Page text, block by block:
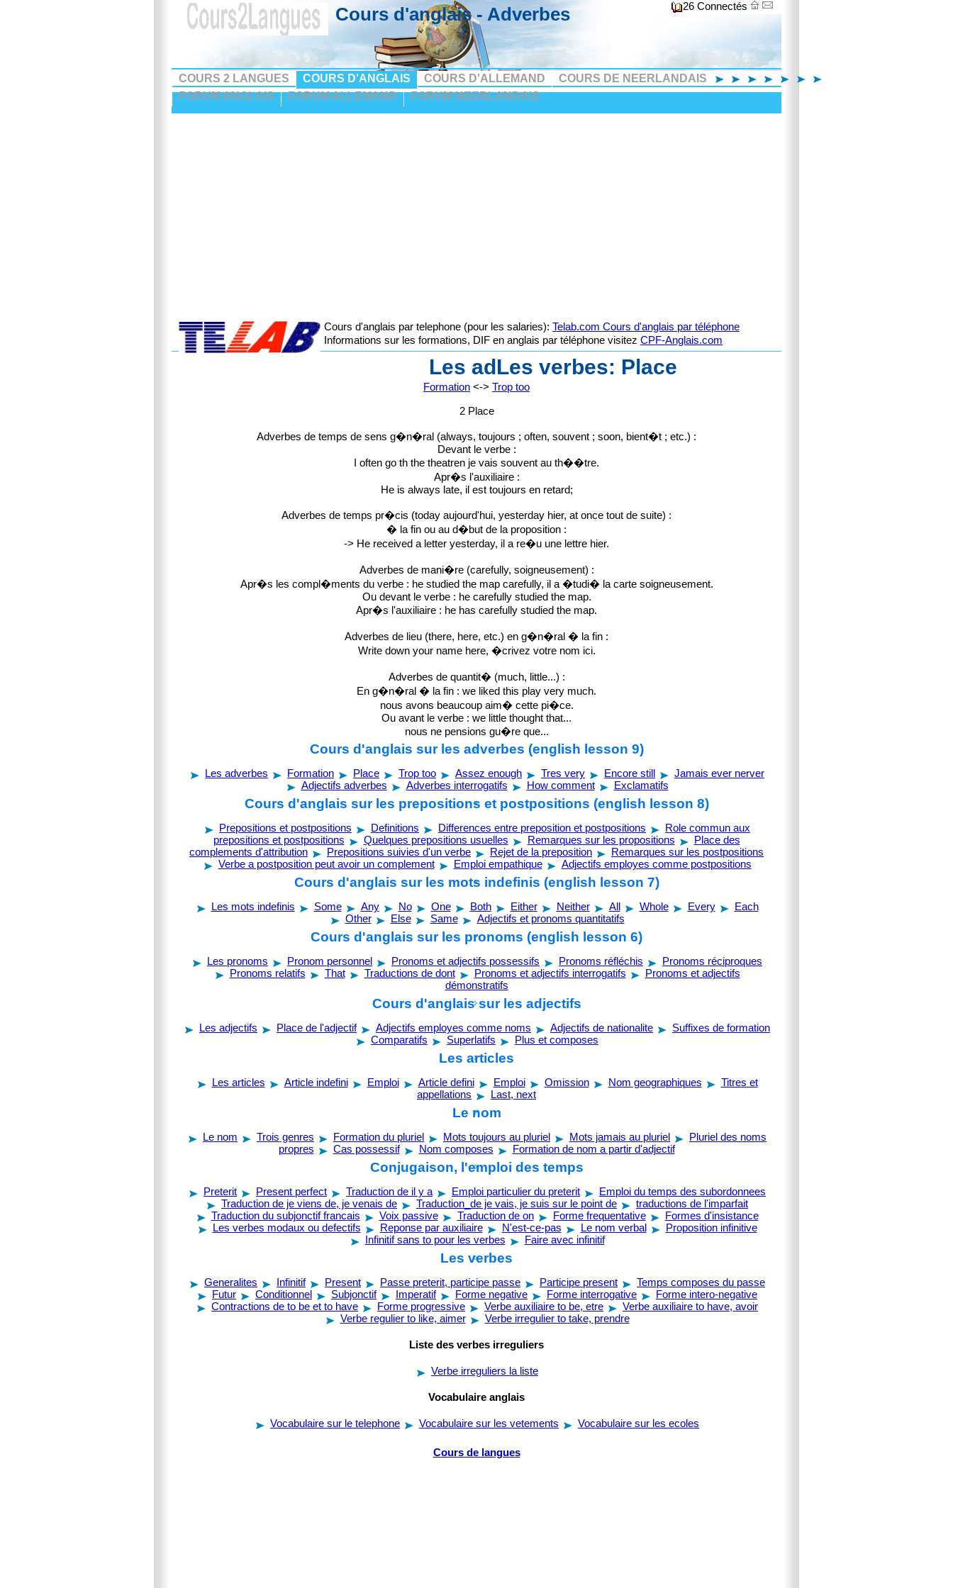
26 Connectés
Cours d'anglais - Adverbes
COURS 2 LANGUES COURS D'ANGLAIS COURS D'ALLEMAND
COURS DE NEERLANDAIS
FORUM ANGLAIS
FORUM ALLEMAND FORUM NEERLANDAIS
Cours d'anglais par telephone (pour les salaries): Telab.com Cours d'anglais par téléphone
Informations sur les formations, DIF en anglais par téléphone visitez CPF-Anglais.com
Les adLes verbes: Place
Formation <-> Trop too
2 Place
Adverbes de temps de sens g�n�ral (always, toujours ; often, souvent ; soon, bient�t ; etc.) :
Devant le verbe :
I often go th the theatren je vais souvent au th��tre.
Apr�s l'auxiliaire :
He is always late, il est toujours en retard;
Adverbes de temps pr�cis (today aujourd'hui, yesterday hier, at once tout de suite) :
� la fin ou au d�but de la proposition :
-> He received a letter yesterday, il a re�u une lettre hier.
Adverbes de mani�re (carefully, soigneusement) :
Apr�s les compl�ments du verbe : he studied the map carefully, il a �tudi� la carte soigneusement.
Ou devant le verbe : he carefully studied the map.
Apr�s l'auxiliaire : he has carefully studied the map.
Adverbes de lieu (there, here, etc.) en g�n�ral � la fin :
Write down your name here, �crivez votre nom ici.
Adverbes de quantit� (much, little...) :
En g�n�ral � la fin : we liked this play very much.
nous avons beaucoup aim� cette pi�ce.
Ou avant le verbe : we little thought that...
nous ne pensions gu�re que...
Cours d'anglais sur les adverbes (english lesson 9)
Les adverbes Formation Place Trop too Assez enough Tres very Encore still
Jamais ever nerver
Adjectifs adverbes
Adverbes interrogatifs How comment Exclamatifs
Cours d'anglais sur les prepositions et postpositions (english lesson 8)
Prepositions et postpositions Definitions Differences entre preposition et postpositions
Role commun aux
prepositions et postpositions
Quelques prepositions usuelles Remarques sur les propositions
Place des
complements d'attribution
Prepositions suivies d'un verbe Rejet de la preposition
Remarques sur les postpositions
Verbe a postposition peut avoir un complement
Emploi empathique Adjectifs employes comme postpositions
Cours d'anglais sur les mots indefinis (english lesson 7)
Les mots indefinis Some Any No One Both Either Neither All Whole Every
Each
Other
Else Same Adjectifs et pronoms quantitatifs
Cours d'anglais sur les pronoms (english lesson 6)
Les pronoms Pronom personnel Pronoms et adjectifs possessifs Pronoms réfléchis
Pronoms réciproques
Pronoms relatifs
That Traductions de dont Pronoms et adjectifs interrogatifs
Pronoms et adjectifs
démonstratifs
Cours d'anglais sur les adjectifs
Les adjectifs Place de l'adjectif Adjectifs employes comme noms Adjectifs de nationalite
Suffixes de formation
Comparatifs
Superlatifs Plus et composes
Les articles
Les articles Article indefini Emploi Article defini Emploi Omission Nom geographiques
Titres et
appellations
Last, next
Le nom
Le nom Trois genres Formation du pluriel Mots toujours au pluriel Mots jamais au pluriel
Pluriel des noms
propres
Cas possessif Nom composes Formation de nom a partir d'adjectif
Conjugaison, l'emploi des temps
Preterit Present perfect Traduction de il y a Emploi particulier du preterit
Emploi du temps des subordonnees
Traduction de je viens de, je venais de
Traduction_de je vais, je suis sur le point de
traductions de l'imparfait
Traduction du subjonctif francais
Voix passive Traduction de on Forme frequentative
Formes d'insistance
Les verbes modaux ou defectifs
Reponse par auxiliaire N'est-ce-pas Le nom verbal
Proposition infinitive
Infinitif sans to pour les verbes
Faire avec infinitif
Les verbes
Generalites Infinitif Present Passe preterit, participe passe Participe present
Temps composes du passe
Futur
Conditionnel Subjonctif Imperatif Forme negative Forme interrogative
Forme intero-negative
Contractions de to be et to have
Forme progressive Verbe auxiliaire to be, etre
Verbe auxiliaire to have, avoir
Verbe regulier to like, aimer
Verbe irregulier to take, prendre
Liste des verbes irreguliers
Verbe irreguliers la liste
Vocabulaire anglais
Vocabulaire sur le telephone Vocabulaire sur les vetements Vocabulaire sur les ecoles
Cours de langues